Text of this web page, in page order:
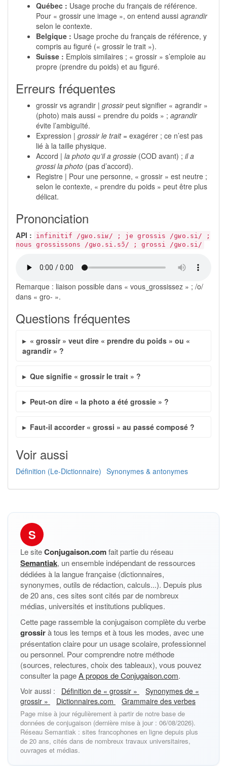
Québec : Usage proche du français de référence.
Pour « grossir une image », on entend aussi agrandir
selon le contexte.
Belgique : Usage proche du français de référence, y
compris au figuré (« grossir le trait »).
Suisse : Emplois similaires ; « grossir » s’emploie au
propre (prendre du poids) et au figuré.
Erreurs fréquentes
grossir vs agrandir | grossirpeut signifier « agrandir »
(photo) mais aussi « prendre du poids » ; agrandir
évite l’ambiguïté.
Expression | grossir le trait= exagérer ; ce n’est pas
lié à la taille physique.
Accord | la photo qu’il a grossie (COD avant) ; il a
grossi la photo (pas d’accord).
Registre | Pour une personne, « grossir » est neutre ;
selon le contexte, « prendre du poids » peut être plus
délicat.
Prononciation
API :
infinitif /ɡʁo.siʁ/ ; je grossis /ɡʁo.si/ ;
nous grossissons /ɡʁo.si.sɔ̃/ ; grossi /ɡʁo.si/
Remarque : liaison possible dans « vous‿grossissez » ; /o/
dans « gro- ».
Questions fréquentes
« grossir » veut dire « prendre du poids » ou «
agrandir » ?
Que signifie « grossir le trait » ?
Peut-on dire « la photo a été grossie » ?
Faut-il accorder « grossi » au passé composé ?
Voir aussi
Définition (Le-Dictionnaire) Synonymes & antonymes
S
Le siteConjugaison.comfait partie du réseau
Semantiak, un ensemble indépendant de ressources
dédiées à la langue française (dictionnaires,
synonymes, outils de rédaction, calculs...). Depuis plus
de 20 ans, ces sites sont cités par de nombreux
médias, universités et institutions publiques.
Cette page rassemble la conjugaison complète du verbe
grossirà tous les temps et à tous les modes, avec une
présentation claire pour un usage scolaire, professionnel
ou personnel. Pour comprendre notre méthode
(sources, relectures, choix des tableaux), vous pouvez
consulter la pageA propos de Conjugaison.com.
Voir aussi : Définition de « grossir »
Synonymes de «
grossir »
Dictionnaires.com Grammaire des verbes
Page mise à jour régulièrement à partir de notre base de
données de conjugaison (dernière mise à jour : 06/08/2026).
Réseau Semantiak : sites francophones en ligne depuis plus
de 20 ans, cités dans de nombreux travaux universitaires,
ouvrages et médias.